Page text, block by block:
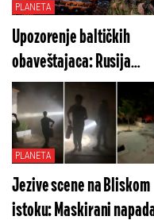
PLANETA
Upozorenje baltičkih
obaveštajaca: Rusija
sprema opasnu
pod tuđom zastavom
PLANETA
Jezive scene na Bliskom
istoku: Maskirani